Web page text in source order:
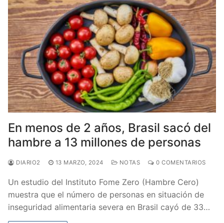
En menos de 2 años, Brasil sacó del
hambre a 13 millones de personas
DIARIO2 13 MARZO, 2024 NOTAS 0 COMENTARIOS
Un estudio del Instituto Fome Zero (Hambre Cero)
muestra que el número de personas en situación de
inseguridad alimentaria severa en Brasil cayó de 33…